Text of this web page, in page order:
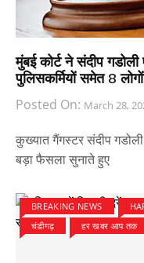
मुंबई कोर्ट ने संदीप
पुलिसकर्मियों समेत 8
Posted On: March 28,
कुख्यात गैंगस्टर संदीप
बड़ा फैसला सुनाते हुए
BREAKING NEWS
चंडीगढ़
हर खबर आप तक